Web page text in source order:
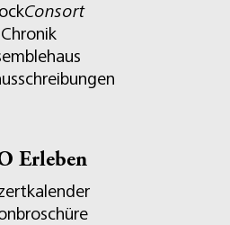
Consort
Chronik
Erleben